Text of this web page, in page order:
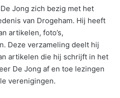
Jong zich bezig met het
van Drogeham. Hij heeft
artikelen, foto’s,
Deze verzameling deelt hij
artikelen die hij schrijft in het
De Jong af en toe lezingen
verenigingen.